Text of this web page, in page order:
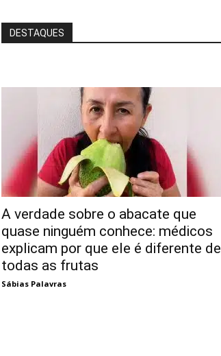
DESTAQUES
A verdade sobre o abacate que
quase ninguém conhece: médicos
explicam por que ele é diferente de
todas as frutas
Sábias Palavras